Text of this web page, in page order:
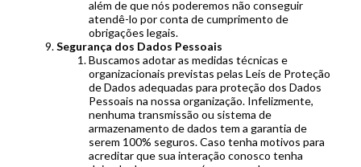
além de que nós poderemos não conseguir
atendê-lo por conta de cumprimento de
obrigações legais.
Segurança dos Dados Pessoais
Buscamos adotar as medidas técnicas e
organizacionais previstas pelas Leis de Proteção
de Dados adequadas para proteção dos Dados
Pessoais na nossa organização. Infelizmente,
nenhuma transmissão ou sistema de
armazenamento de dados tem a garantia de
serem 100% seguros. Caso tenha motivos para
acreditar que sua interação conosco tenha